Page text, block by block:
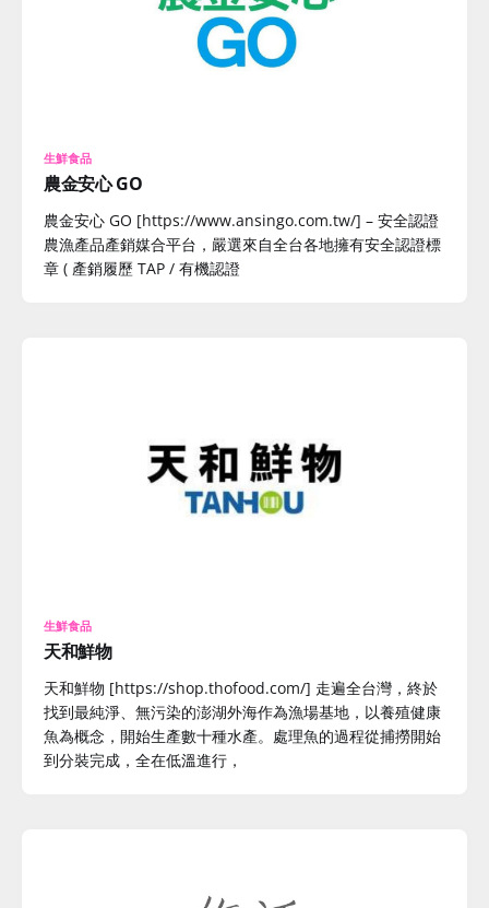
生鮮食品
農金安心 GO
農金安心 GO [https://www.ansingo.com.tw/] – 安全認證
農漁產品產銷媒合平台，嚴選來自全台各地擁有安全認證標
章 ( 產銷履歷 TAP / 有機認證
生鮮食品
天和鮮物
天和鮮物 [https://shop.thofood.com/] 走遍全台灣，終於
找到最純淨、無污染的澎湖外海作為漁場基地，以養殖健康
魚為概念，開始生產數十種水產。處理魚的過程從捕撈開始
到分裝完成，全在低溫進行，